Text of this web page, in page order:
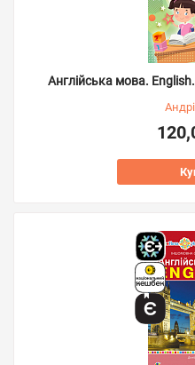
Англійська мова.